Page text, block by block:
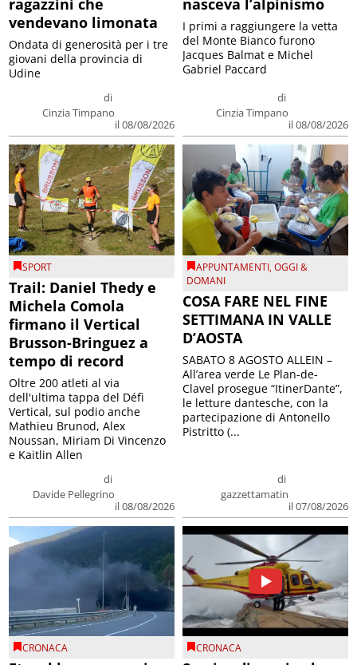
ragazzini che
vendevano limonata
di
Cinzia Timpano
il 08/08/2026
Ondata di generosità per i tre
giovani della provincia di
Udine
nasceva l’alpinismo
di
Cinzia Timpano
il 08/08/2026
I primi a raggiungere la vetta
del Monte Bianco furono
Jacques Balmat e Michel
Gabriel Paccard
SPORT
Trail: Daniel Thedy e
Michela Comola
firmano il Vertical
Brusson-Bringuez a
tempo di record
di
Davide Pellegrino
il 08/08/2026
Oltre 200 atleti al via
dell'ultima tappa del Défì
Vertical, sul podio anche
Mathieu Brunod, Alex
Noussan, Miriam Di Vincenzo
e Kaitlin Allen
APPUNTAMENTI,OGGI &
DOMANI
COSA FARE NEL FINE
SETTIMANA IN VALLE
D’AOSTA
di
gazzettamatin
il 07/08/2026
SABATO 8 AGOSTO ALLEIN –
All’area verde Le Plan-de-
Clavel prosegue “ItinerDante”,
le letture dantesche, con la
partecipazione di Antonello
Pistritto (...
CRONACA CRONACA